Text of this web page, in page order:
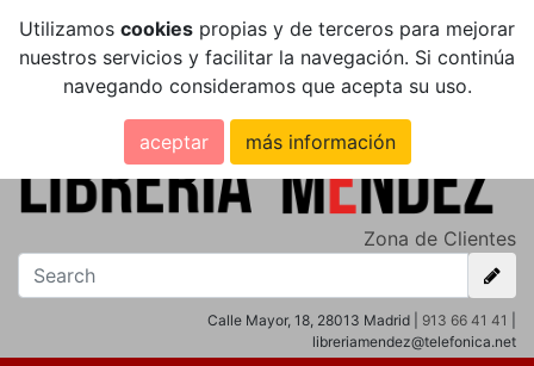
Utilizamos cookies propias y de terceros para mejorar
nuestros servicios y facilitar la navegación. Si continúa
navegando consideramos que acepta su uso.
aceptar más información
Zona de Clientes
Calle Mayor, 18, 28013 Madrid | 913 66 41 41
libreriamendez@telefonica.net